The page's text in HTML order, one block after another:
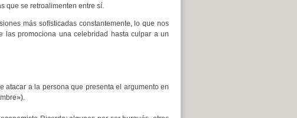
que se retroalimenten entre sí.
más sofisticadas constantemente, lo que nos
las promociona una celebridad hasta culpar a un
atacar a la persona que presenta el argumento en